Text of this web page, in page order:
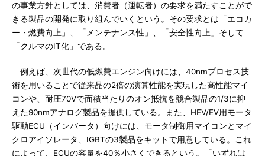
の事業方針としては、消費者（運転者）の要求を満たすことがで
きる製品の開発に取り組んでいくという。その要求とは「エコカ
ー・燃費向上」、「メンテナンス性」、「安全性向上」そして
「クルマのIT化」である。
例えば、次世代の低燃費エンジン向けには、40nmプロセス技
術を用いることで従来品の2倍の演算性能を実現した高性能マイ
コンや、耐圧70Vで面積当たりのオン抵抗を競合製品の1/3に抑
えた90nmアナログ製品を提供している。また、HEV/EV用モータ
駆動ECU（インバータ）向けには、モータ制御用マイコンとマイ
クロアイソレータ、IGBTの3製品をキットで用意している。これ
によって、ECUの容量を40％小さくできるという。「いずれは